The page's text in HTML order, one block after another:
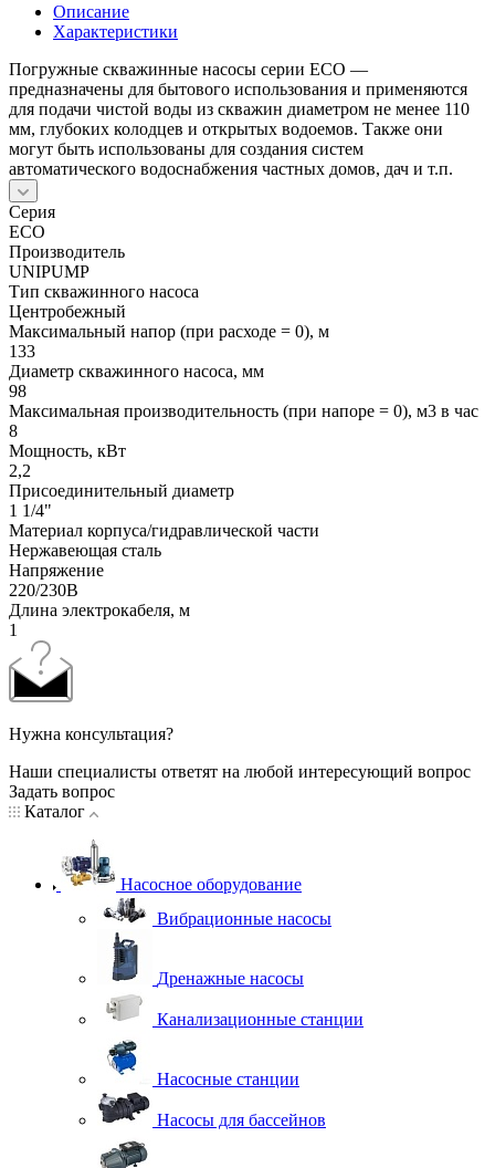
Описание
Характеристики
Погружные скважинные насосы серии ЕСО —
предназначены для бытового использования и применяются
для подачи чистой воды из скважин диаметром не менее 110
мм, глубоких колодцев и открытых водоемов. Также они
могут быть использованы для создания систем
автоматического водоснабжения частных домов, дач и т.п.
Серия
ECO
Производитель
UNIPUMP
Тип скважинного насоса
Центробежный
Максимальный напор (при расходе = 0), м
133
Диаметр скважинного насоса, мм
98
Максимальная производительность (при напоре = 0), м3 в час
8
Мощность, кВт
2,2
Присоединительный диаметр
1 1/4"
Материал корпуса/гидравлической части
Нержавеющая сталь
Напряжение
220/230В
Длина электрокабеля, м
1
Нужна консультация?
Наши специалисты ответят на любой интересующий вопрос
Задать вопрос
Каталог
Насосное оборудование
Вибрационные насосы
Дренажные насосы
Канализационные станции
Насосные станции
Насосы для бассейнов